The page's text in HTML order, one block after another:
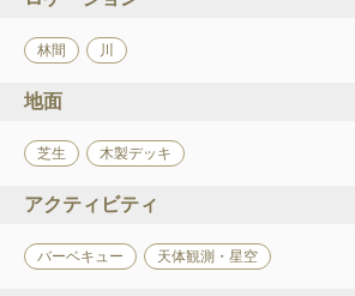
林間 川
地面
芝生 木製デッキ
アクティビティ
バーベキュー 天体観測・星空